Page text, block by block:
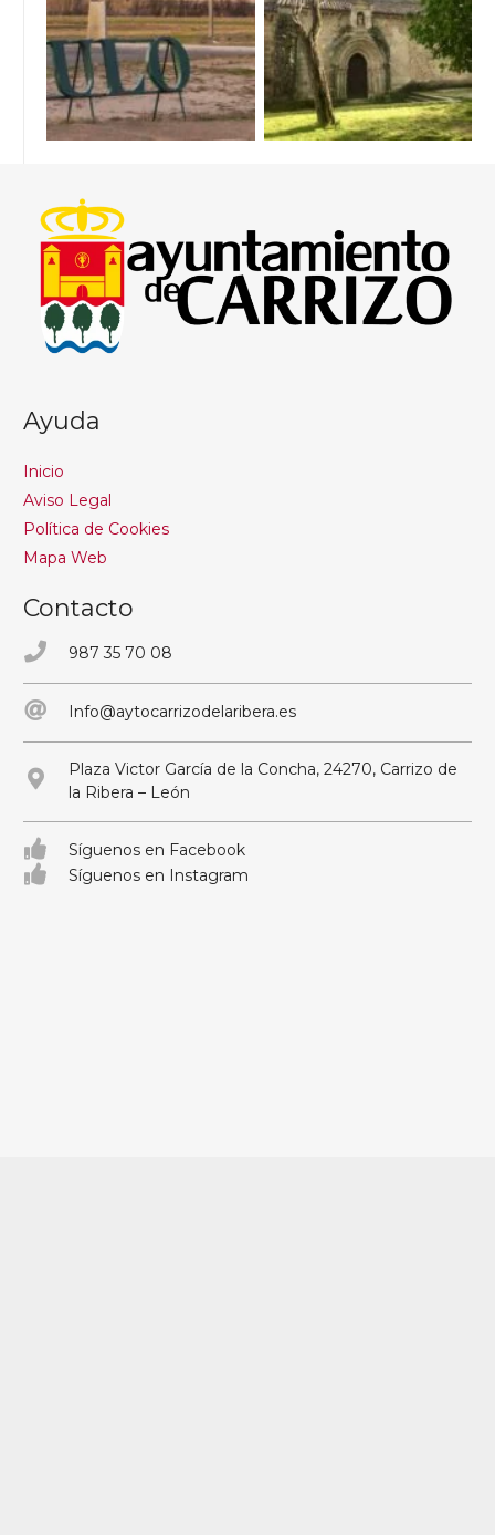
Ayuda
Inicio
Aviso Legal
Política de Cookies
Mapa Web
Contacto
987 35 70 08
Info@aytocarrizodelaribera.es
Plaza Victor García de la Concha, 24270, Carrizo de
la Ribera – León
Síguenos en Facebook
Síguenos en Instagram